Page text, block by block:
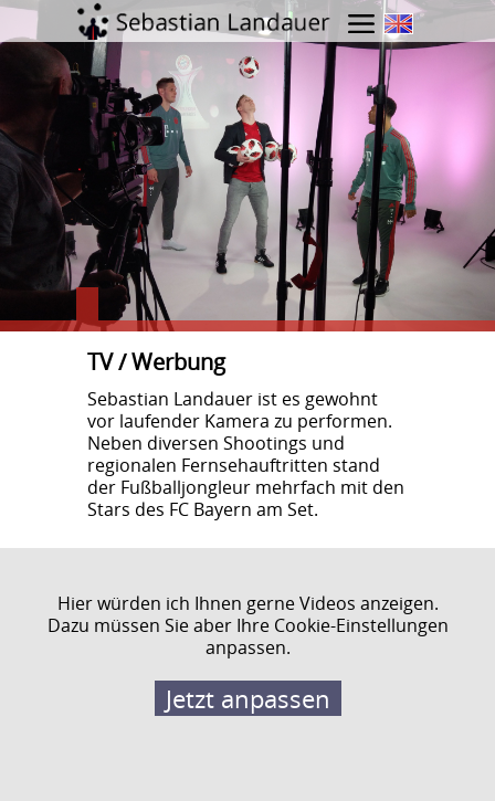
Menü öffnen
TV / Werbung
Sebastian Landauer ist es gewohnt
vor laufender Kamera zu performen.
Neben diversen Shootings und
regionalen Fernsehauftritten stand
der Fußballjongleur mehrfach mit den
Stars des FC Bayern am Set.
Hier würden ich Ihnen gerne Videos anzeigen.
Dazu müssen Sie aber Ihre Cookie-Einstellungen
anpassen.
Jetzt anpassen